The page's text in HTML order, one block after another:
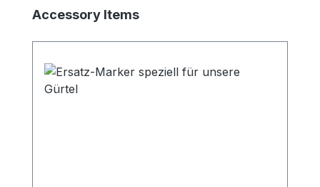
Produktgalerie überspringen
Accessory Items